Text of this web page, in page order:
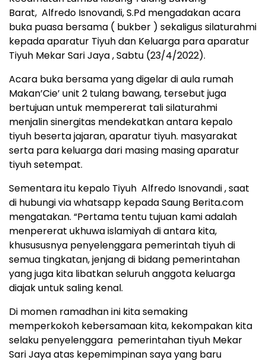
Barat, Alfredo Isnovandi, S.Pd mengadakan acara
buka puasa bersama ( bukber ) sekaligus silaturahmi
kepada aparatur Tiyuh dan Keluarga para aparatur
Tiyuh Mekar Sari Jaya , Sabtu (23/4/2022).
Acara buka bersama yang digelar di aula rumah
Makan’Cie’ unit 2 tulang bawang, tersebut juga
bertujuan untuk mempererat tali silaturahmi
menjalin sinergitas mendekatkan antara kepalo
tiyuh beserta jajaran, aparatur tiyuh. masyarakat
serta para keluarga dari masing masing aparatur
tiyuh setempat.
Sementara itu kepalo Tiyuh Alfredo Isnovandi , saat
di hubungi via whatsapp kepada Saung Berita.com
mengatakan. “Pertama tentu tujuan kami adalah
menpererat ukhuwa islamiyah di antara kita,
khusususnya penyelenggara pemerintah tiyuh di
semua tingkatan, jenjang di bidang pemerintahan
yang juga kita libatkan seluruh anggota keluarga
diajak untuk saling kenal.
Di momen ramadhan ini kita semaking
memperkokoh kebersamaan kita, kekompakan kita
selaku penyelenggara pemerintahan tiyuh Mekar
Sari Jaya atas kepemimpinan saya yang baru